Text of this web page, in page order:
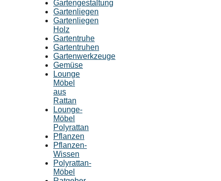
Gartengestaltung
Gartenliegen
Gartenliegen
Holz
Gartentruhe
Gartentruhen
Gartenwerkzeuge
Gemüse
Lounge
Möbel
aus
Rattan
Lounge-
Möbel
Polyrattan
Pflanzen
Pflanzen-
Wissen
Polyrattan-
Möbel